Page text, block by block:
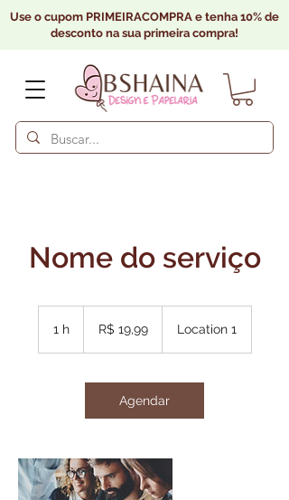
Use o cupom PRIMEIRACOMPRA e tenha 10% de
desconto na sua primeira compra!
Nome do serviço
1 h1
brasileiros
R$ 19,99 Location 1
Agendar